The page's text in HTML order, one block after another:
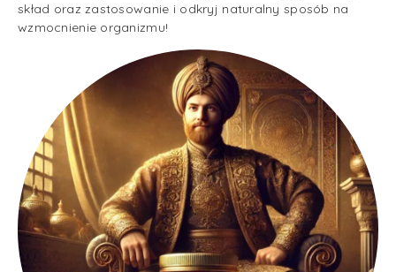
skład oraz zastosowanie i odkryj naturalny sposób na
wzmocnienie organizmu!